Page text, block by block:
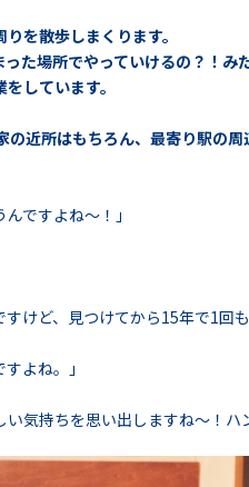
を散歩しまくります。
た場所でやっていけるの？！み
しています。
近所はもちろん、最寄り駅の
ですよね〜！」
けど、見つけてから15年で1回も
よね。」
気持ちを思い出しますね〜！ハ